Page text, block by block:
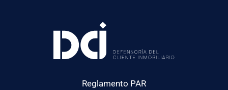
Reglamento PAR